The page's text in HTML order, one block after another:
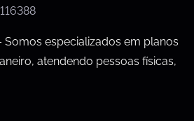
Somos especializados em planos
atendendo pessoas físicas,